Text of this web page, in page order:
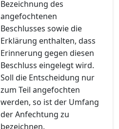
Bezeichnung des
angefochtenen
Beschlusses sowie die
Erklärung enthalten, dass
Erinnerung gegen diesen
Beschluss eingelegt wird.
Soll die Entscheidung nur
zum Teil angefochten
werden, so ist der Umfang
der Anfechtung zu
bezeichnen.